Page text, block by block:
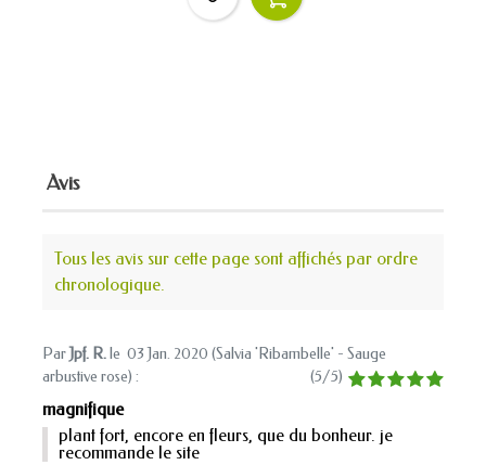
Avis
Tous les avis sur cette page sont affichés par ordre
chronologique.
ParJpf. R. le 03 Jan. 2020 (Salvia 'Ribambelle' - Sauge
arbustive rose) : (5/5)
magnifique
plant fort, encore en fleurs, que du bonheur. je
recommande le site